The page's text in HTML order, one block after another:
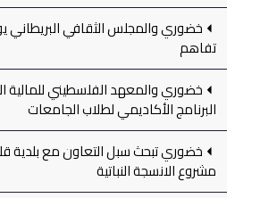
خضوري والمجلس الثقافي
تفاهم
خضوري والمعهد الفلسطيني للمالية
البرنامج الأكاديمي لطلاب الجامعات
خضوري تبحث سبل التعاون مع بلدية
مشروع الانسجة النباتية